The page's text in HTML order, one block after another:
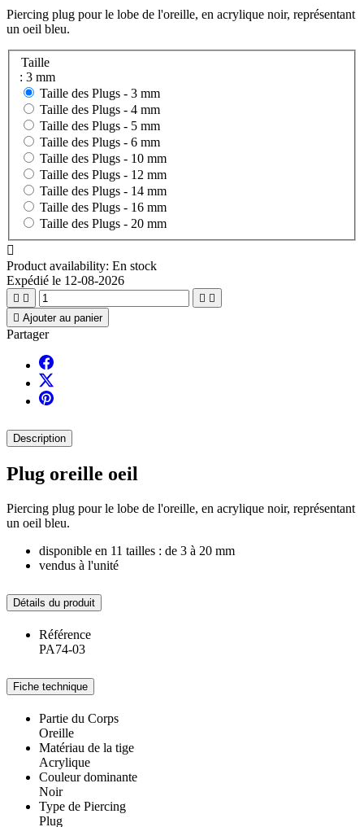
Piercing plug pour le lobe de l'oreille, en acrylique noir, représentant
un oeil bleu.
Taille
: 3 mm
Taille des Plugs - 3 mm
Taille des Plugs - 4 mm
Taille des Plugs - 5 mm
Taille des Plugs - 6 mm
Taille des Plugs - 10 mm
Taille des Plugs - 12 mm
Taille des Plugs - 14 mm
Taille des Plugs - 16 mm
Taille des Plugs - 20 mm

Product availability: En stock
Expédié le 12-08-2026
   
 Ajouter au panier
Partager
Description
Plug oreille oeil
Piercing plug pour le lobe de l'oreille, en acrylique noir, représentant
un oeil bleu.
disponible en 11 tailles : de 3 à 20 mm
vendus à l'unité
Détails du produit
Référence
PA74-03
Fiche technique
Partie du Corps
Oreille
Matériau de la tige
Acrylique
Couleur dominante
Noir
Type de Piercing
Plug